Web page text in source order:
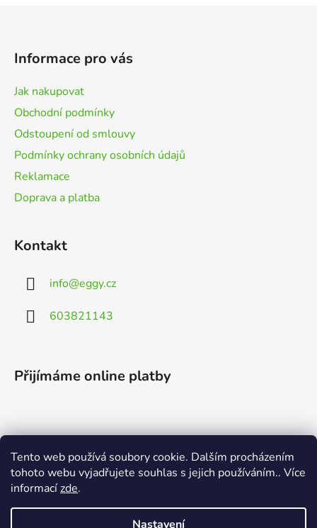
Tento web používá soubory cookie. Dalším procházením
tohoto webu vyjadřujete souhlas s jejich používáním.. Více
informacízde.
Nastavení
Informace pro vás
Jak nakupovat
Obchodní podmínky
Odstoupení od smlouvy
Podmínky ochrany osobních údajů
Reklamace
Doprava a platba
Kontakt
info@eggy.cz
603821143
Přijímáme online platby
Vyhledávání
HLEDAT